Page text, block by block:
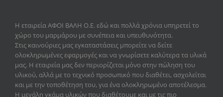
Η εταιρεία ΑΦΟΙ ΒΑΛΗ Ο.Ε. εδώ και πολλά χρόνια υπηρετεί το
χώρο του μαρμάρου με συνέπεια και υπευθυνότητα.
Στις καινούριες μας εγκαταστάσεις μπορείτε να δείτε
ολοκληρωμένες εφαρμογές και να γνωρίσετε καλύτερα τα υλικά
μας. Η εταιρεία μας δεν περιορίζεται μόνο στην πώληση του
υλικού, αλλά με το τεχνικό προσωπικό που διαθέτει, ασχολείται
και με την τοποθέτηση του, για ένα ολοκληρωμένο αποτέλεσμα.
Η μεγάλη γκάμα υλικών που διαθέτουμε και με τις πιο